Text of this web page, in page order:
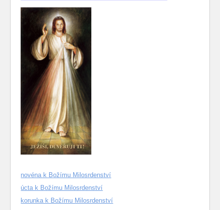
novéna k Božímu Milosrdenství
úcta k Božímu Milosrdenství
korunka k Božímu Milosrdenství